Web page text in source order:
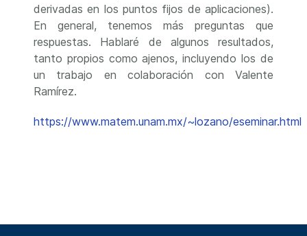
derivadas en los puntos fijos de aplicaciones).
En general, tenemos más preguntas que
respuestas. Hablaré de algunos resultados,
tanto propios como ajenos, incluyendo los de
un trabajo en colaboración con Valente
Ramírez.
https://www.matem.unam.mx/~lozano/eseminar.html